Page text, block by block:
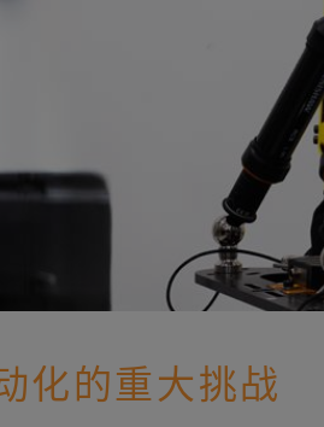
化的重大挑战